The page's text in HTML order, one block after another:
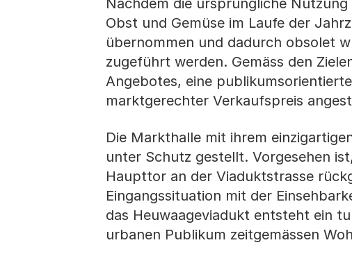
Nachdem die ursprüngliche
Obst und Gemüse im Laufe der
übernommen und dadurch obsolet
zugeführt werden. Gemäss den
Angebotes, eine
marktgerechter Verkaufspreis
Die Markthalle mit ihrem
unter Schutz gestellt. Vorgesehen
Haupttor an der Viaduktstrasse
Eingangssituation mit der
das Heuwaageviadukt entsteht ein
urbanen Publikum zeitgemässen